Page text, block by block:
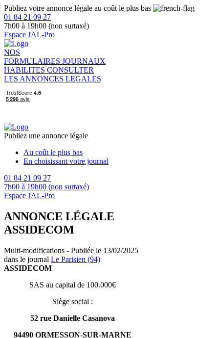
Publiez votre annonce légale au coût le plus bas
01 84 21 09 27
7h00 à 19h00 (non surtaxé)
Espace JAL-Pro
NOS
FORMULAIRES JOURNAUX
HABILITES CONSULTER
LES ANNONCES LEGALES
Publiez une annonce légale
Au coût le plus bas
En choisissant votre journal
01 84 21 09 27
7h00 à 19h00 (non surtaxé)
Espace JAL-Pro
ANNONCE LÉGALE
ASSIDECOM
Multi-modifications - Publiée le 13/02/2025
dans le journal Le Parisien (94)
ASSIDECOM
SAS au capital de 100.000€
Siège social :
52 rue Danielle Casanova
94490 ORMESSON-SUR-MARNE